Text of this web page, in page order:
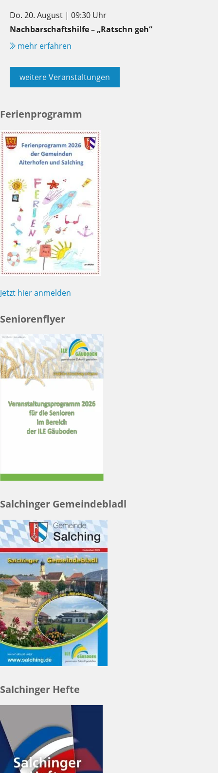
Do. 20. August | 09:30 Uhr
Nachbarschaftshilfe – „Ratschn geh“
mehr erfahren
weitere Veranstaltungen
Ferienprogramm
Jetzt hier anmelden
Seniorenflyer
Salchinger Gemeindebladl
Salchinger Hefte